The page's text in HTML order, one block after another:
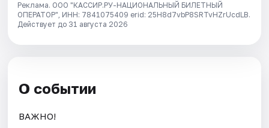
Реклама. ООО "КАССИР.РУ-НАЦИОНАЛЬНЫЙ БИЛЕТНЫЙ
ОПЕРАТОР", ИНН: 7841075409 erid: 25H8d7vbP8SRTvHZrUcdLB.
Действует до 31 августа 2026
О событии
ВАЖНО!